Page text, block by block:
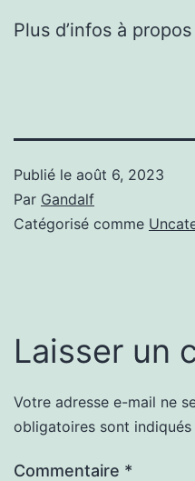
Plus d’infos à
Publié le août 6, 2023
Par Gandalf
Catégorisé comme
Laisser un
Votre adresse e-mail ne
obligatoires sont indiqués
Commentaire *